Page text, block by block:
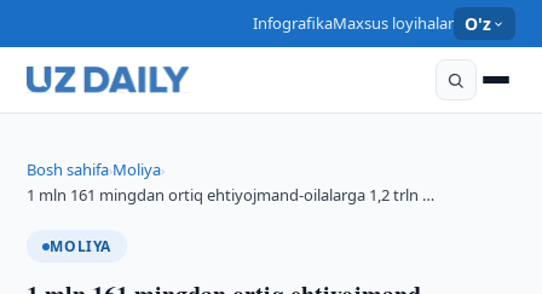
InfografikaMaxsus loyihalar O'z
Bosh sahifa›Moliya›
1 mln 161 mingdan ortiq ehtiyojmand-oilalarga 1,2 trln …
MOLIYA